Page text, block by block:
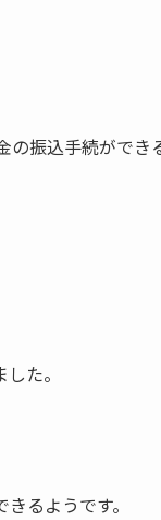
の振込手続ができ
た。
るようです。